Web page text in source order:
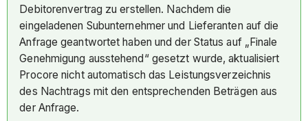
Debitorenvertrag zu erstellen. Nachdem die
eingeladenen Subunternehmer und Lieferanten auf die
Anfrage geantwortet haben und der Status auf „Finale
Genehmigung ausstehend“ gesetzt wurde, aktualisiert
Procore nicht automatisch das Leistungsverzeichnis
des Nachtrags mit den entsprechenden Beträgen aus
der Anfrage.